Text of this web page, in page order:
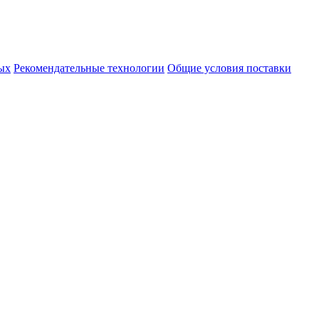
Рекомендательные технологии Общие условия поставки